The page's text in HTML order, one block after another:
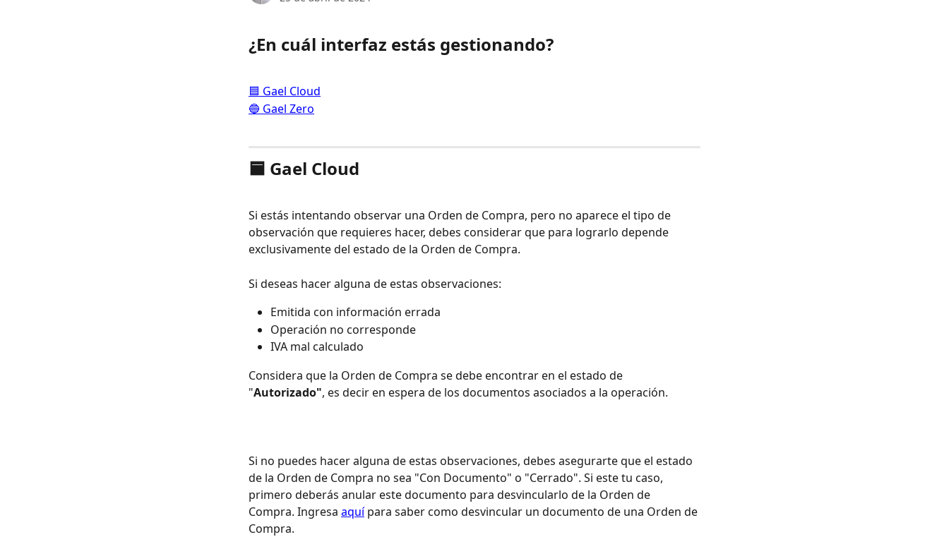
¿En cuál interfaz estás gestionando?
🟦 Gael Cloud
🔵 Gael Zero
🟦 Gael Cloud
Si estás intentando observar una Orden de Compra, pero no aparece el tipo de
observación que requieres hacer, debes considerar que para lograrlo depende
exclusivamente del estado de la Orden de Compra.
Si deseas hacer alguna de estas observaciones:
Emitida con información errada
Operación no corresponde
IVA mal calculado
Considera que la Orden de Compra se debe encontrar en el estado de
"Autorizado", es decir en espera de los documentos asociados a la operación.
Si no puedes hacer alguna de estas observaciones, debes asegurarte que el estado
de la Orden de Compra no sea "Con Documento" o "Cerrado". Si este tu caso,
primero deberás anular este documento para desvincularlo de la Orden de
Compra. Ingresa aquí para saber como desvincular un documento de una Orden de
Compra.